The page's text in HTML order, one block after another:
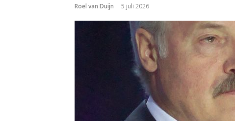
Roel van Duijn 5 juli 2026